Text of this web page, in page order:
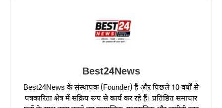
Best24News
Best24News के संस्थापक (Founder) हैं और पिछले 10 वर्षों से
पत्रकारिता क्षेत्र में सक्रिय रूप से कार्य कर रहे हैं। प्रतिष्ठित समाचार